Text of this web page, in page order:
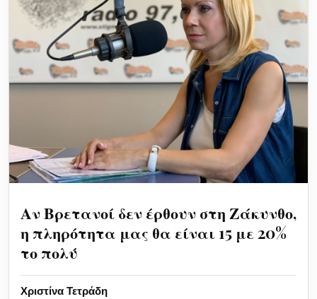
Αν Βρετανοί δεν έρθουν στη Ζάκυνθο,
η πληρότητα μας θα είναι 15 με 20%
το πολύ
Χριστίνα Τετράδη